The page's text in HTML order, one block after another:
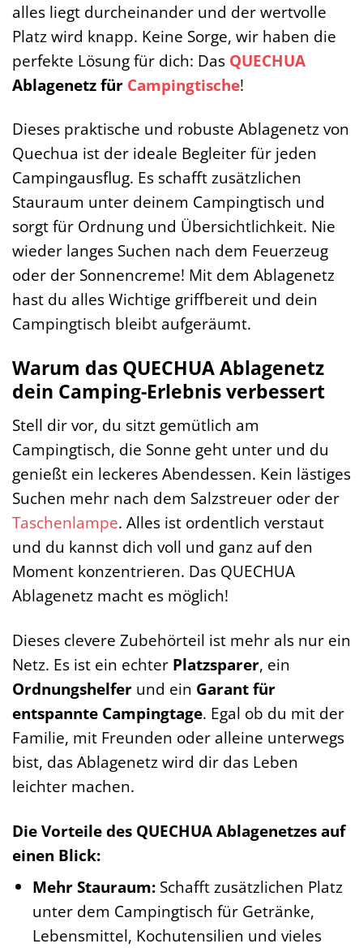
alles liegt durcheinander und der wertvolle
Platz wird knapp. Keine Sorge, wir haben die
perfekte Lösung für dich: Das QUECHUA
Ablagenetz für Campingtische!
Dieses praktische und robuste Ablagenetz von
Quechua ist der ideale Begleiter für jeden
Campingausflug. Es schafft zusätzlichen
Stauraum unter deinem Campingtisch und
sorgt für Ordnung und Übersichtlichkeit. Nie
wieder langes Suchen nach dem Feuerzeug
oder der Sonnencreme! Mit dem Ablagenetz
hast du alles Wichtige griffbereit und dein
Campingtisch bleibt aufgeräumt.
Warum das QUECHUA Ablagenetz
dein Camping-Erlebnis verbessert
Stell dir vor, du sitzt gemütlich am
Campingtisch, die Sonne geht unter und du
genießt ein leckeres Abendessen. Kein lästiges
Suchen mehr nach dem Salzstreuer oder der
Taschenlampe. Alles ist ordentlich verstaut
und du kannst dich voll und ganz auf den
Moment konzentrieren. Das QUECHUA
Ablagenetz macht es möglich!
Dieses clevere Zubehörteil ist mehr als nur ein
Netz. Es ist ein echter Platzsparer, ein
Ordnungshelfer und ein Garant für
entspannte Campingtage. Egal ob du mit der
Familie, mit Freunden oder alleine unterwegs
bist, das Ablagenetz wird dir das Leben
leichter machen.
Die Vorteile des QUECHUA Ablagenetzes auf
einen Blick:
Mehr Stauraum:Schafft zusätzlichen Platz
unter dem Campingtisch für Getränke,
Lebensmittel, Kochutensilien und vieles